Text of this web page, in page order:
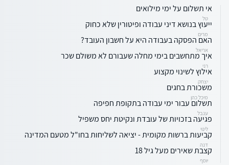
אי תשלום על ימי מילואים
טל
ייעוץ בנושא דיני עבודה ופיטורין שלא כחוק
מרים
האם הפסקה בעבודה היא על חשבון העובד?
אריאל
איך מתחשבים בימי מחלה שעבורם לא משולם שכר
רני
אילוץ לשינוי מקצוע
יצחק
משכורת בחגים
מיכל כהן
תשלום עבור ימי עבודה בתקופת חפיפה
ענבל
פגיעה בזכויות של עובדת ונקיטת יחס משפיל
לינוי
קביעות ברשות מקומית - יציאה לשליחות בחו"ל מטעם המדינה
דנה
קצבת שאירים מעל גיל 18
יוסף